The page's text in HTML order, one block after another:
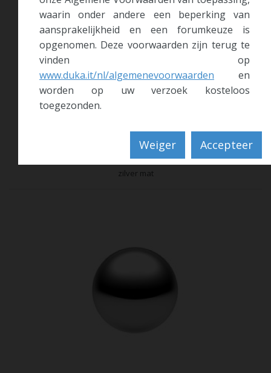
SIL
zilver mat
waarin onder andere een beperking van
aansprakelijkheid en een forumkeuze is
opgenomen. Deze voorwaarden zijn terug te
vinden op
www.duka.it/nl/algemenevoorwaarden en
worden op uw verzoek kosteloos
toegezonden.
Weiger Accepteer